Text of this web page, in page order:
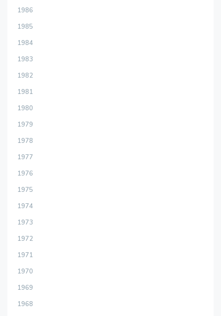
1986
1985
1984
1983
1982
1981
1980
1979
1978
1977
1976
1975
1974
1973
1972
1971
1970
1969
1968